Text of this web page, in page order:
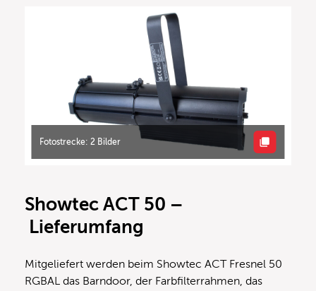
Fotostrecke: 2 Bilder
Showtec ACT 50 –
Lieferumfang
Mitgeliefert werden beim Showtec ACT Fresnel 50
RGBAL das Barndoor, der Farbfilterrahmen, das